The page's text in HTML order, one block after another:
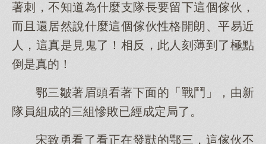
著刺，不知道為什麼支隊長要留下這個傢伙，
而且還居然說什麼這個傢伙性格開朗、平易近
人，這真是見鬼了！相反，此人刻薄到了極點
倒是真的！
鄂三皺著眉頭看著下面的「戰鬥」，由新
隊員組成的三組慘敗已經成定局了。
宋致勇看了看正在發獃的鄂三，這傢伙不